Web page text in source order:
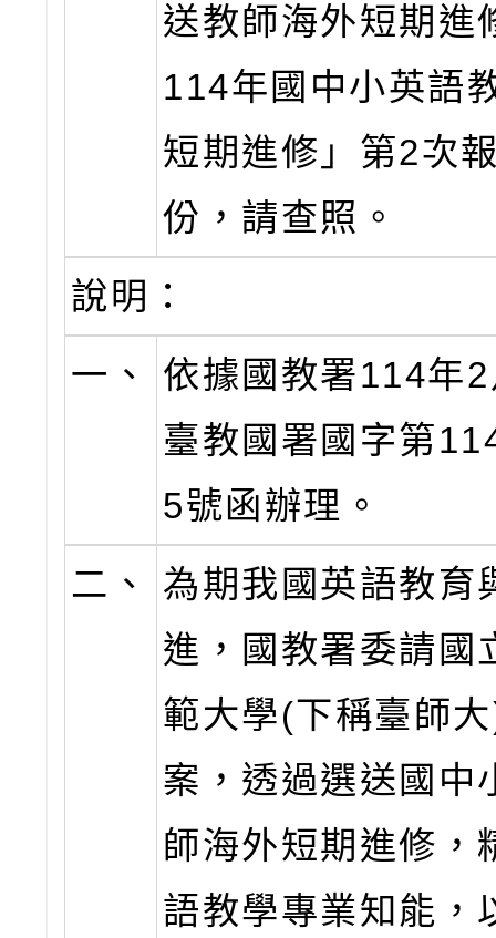
送教師海外短期進
114年國中小英語
短期進修」第2次
份，請查照。
說明：
一、
依據國教署114年
臺教國署國字第
5號函辦理。
二、
為期我國英語教育
進，國教署委請國
範大學(下稱臺師
案，透過選送國中
師海外短期進修，
語教學專業知能，